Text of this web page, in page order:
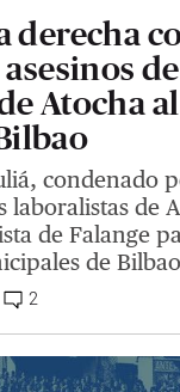
derecha
Atocha
condenado
laboralistas de
de Falange
de
2